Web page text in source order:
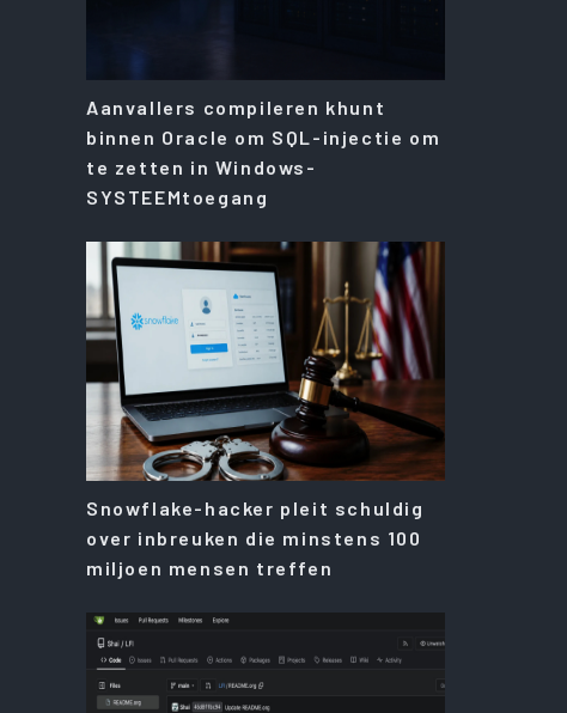
Aanvallers compileren khunt
binnen Oracle om SQL-injectie om
te zetten in Windows-
SYSTEEMtoegang
Snowflake-hacker pleit schuldig
over inbreuken die minstens 100
miljoen mensen treffen